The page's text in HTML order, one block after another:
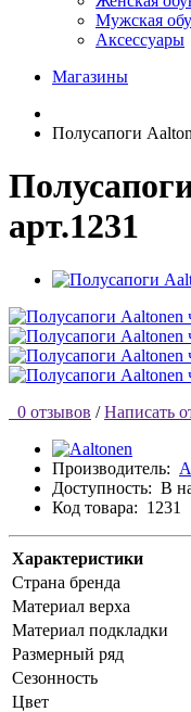
Мужская
Аксессуары
Магазины
Полусапоги
арт.1231
0 отзывов / Написать
Производитель:
Доступность: В
Код товара: 1231
Характеристики
Страна бренда
Материал верха
Материал подкладки
Размерный ряд
Сезонность
Цвет